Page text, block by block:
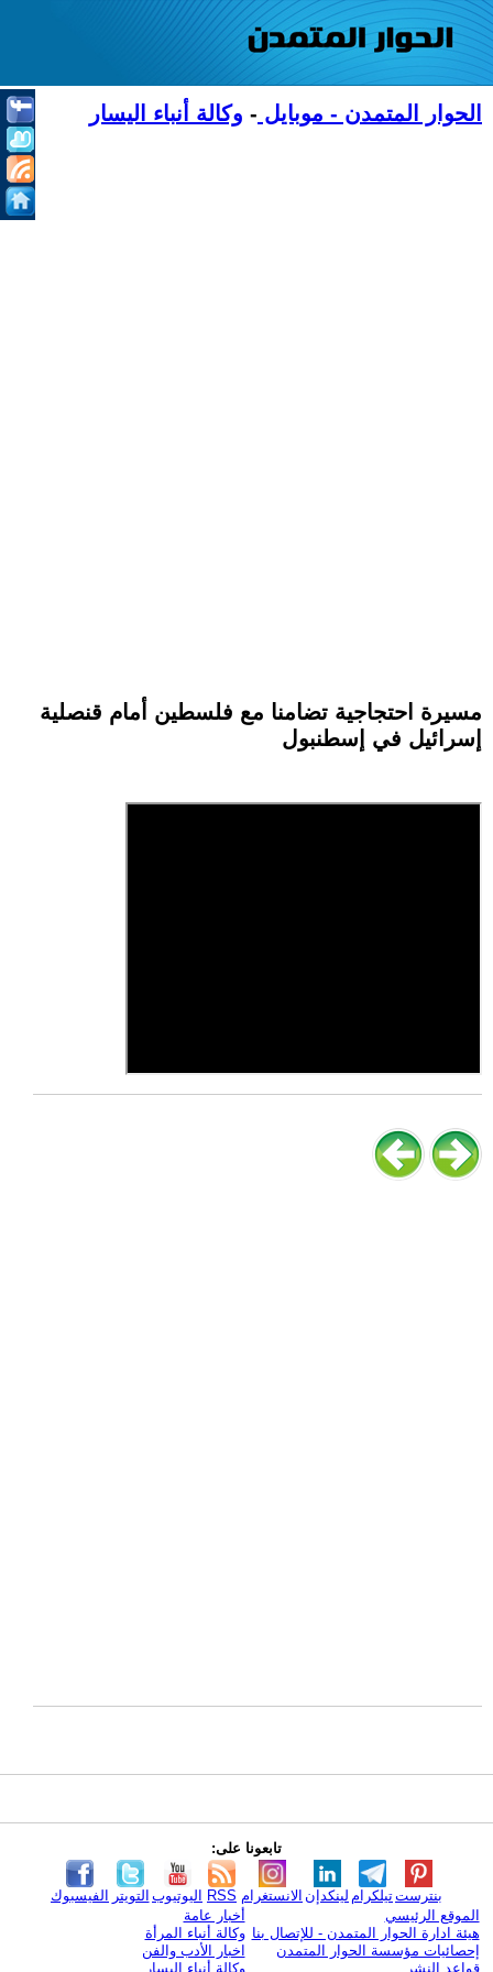
الحوار المتمدن - موبايل - وكالة أنباء اليسار
مسيرة احتجاجية تضامنا مع فلسطين أمام قنصلية
إسرائيل في إسطنبول
تابعونا على:
الفيسبوك التويتر اليوتيوب RSS الانستغرام لينكدإن تيلكرامبنترست
الموقع الرئيسي
هيئة ادارة الحوار المتمدن - للإتصال بنا
إحصائيات مؤسسة الحوار المتمدن
قواعد النشر
أخبار عامة
وكالة أنباء المرأة
اخبار الأدب والفن
وكالة أنباء اليسار